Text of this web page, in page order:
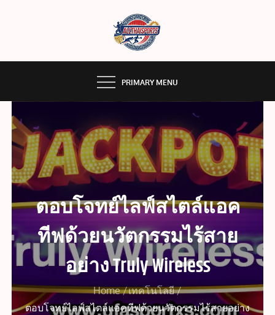
ALLTHAISPORTS เล่นง่ายครบ
เครื่องเรื่องพนัน แทงบอล
ออนไลน์ อีสปอร์ต คาสิโนสด มี
ครบจบในที่เดียว
อย่างสนุกเต็มอิ่ม
PRIMARY MENU
ตอบโจทย์ไลฟ์สไตล์แอค
ทีฟด้วยนวัตกรรมไร้สาย
อย่าง Truly Wireless
Home
เทคโนโลยี
ตอบโจทย์ไลฟ์สไตล์แอคทีฟด้วยนวัตกรรมไร้สายอย่าง